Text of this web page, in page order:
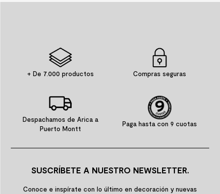
+ De 7.000 productos Compras seguras
Despachamos de Arica a
Puerto Montt
Paga hasta con 9 cuotas
SUSCRÍBETE A NUESTRO NEWSLETTER.
Conoce e inspírate con lo último en decoración y nuevas